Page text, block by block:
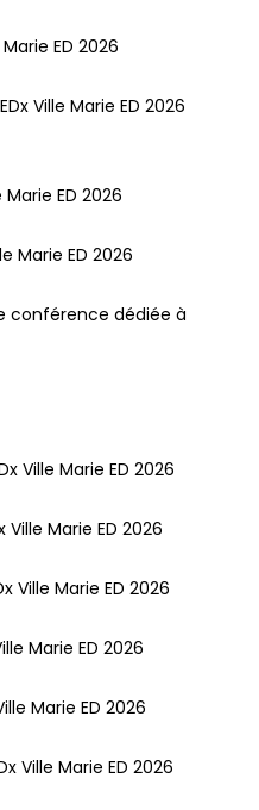
ED 2026
Ville Marie ED 2026
ED 2026
Marie ED 2026
conférence dédiée à
Ville Marie ED 2026
Marie ED 2026
Ville Marie ED 2026
Marie ED 2026
Marie ED 2026
Ville Marie ED 2026